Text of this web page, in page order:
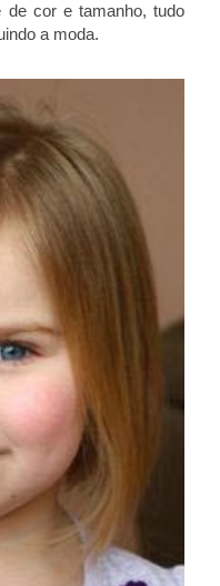
de cor e tamanho, tudo
a moda.